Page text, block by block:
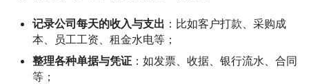
记录公司每天的收入与支出 ：比如客户打款、采购成
本、员工工资、租金水电等；
整理各种单据与凭证 ：如发票、收据、银行流水、合同
等；